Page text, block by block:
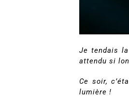
Je tendais
attendu si
Ce soir,
lumière !